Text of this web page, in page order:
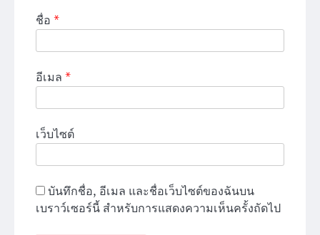
ชื่อ *
อีเมล *
เว็บไซต์
บันทึกชื่อ, อีเมล และชื่อเว็บไซต์ของฉันบน
เบราว์เซอร์นี้ สำหรับการแสดงความเห็นครั้งถัดไป